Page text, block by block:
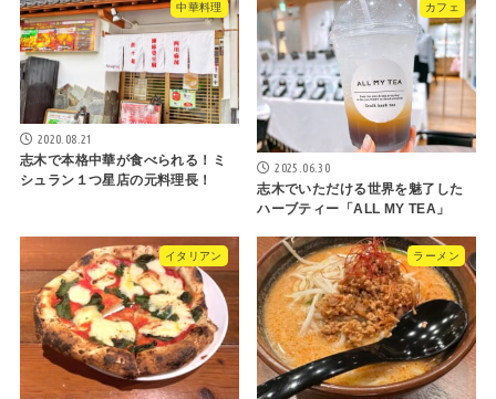
中華料理
2020.08.21
志木で本格中華が食べられる！ミ
シュラン１つ星店の元料理長！
カフェ
2025.06.30
志木でいただける世界を魅了した
ハーブティー「ALL MY TEA」
イタリアン ラーメン